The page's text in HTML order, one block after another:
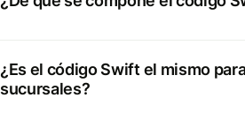
¿Es el código Swift el mismo
sucursales?